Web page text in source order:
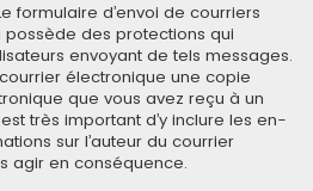
formulaire d’envoi de courriers
des protections qui
envoyant de tels messages.
électronique une copie
que vous avez reçu à un
très important d’y inclure les en-
sur l’auteur du courrier
agir en conséquence.